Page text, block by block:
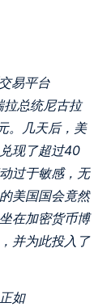
易平台
总统尼古拉
。几天后，美
现了超过40
过于敏感，无
美国国会竟然
在加密货币博
并为此投入了
如